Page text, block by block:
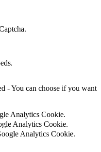
- You can choose if you want
Analytics Cookie.
Analytics Cookie.
Analytics Cookie.